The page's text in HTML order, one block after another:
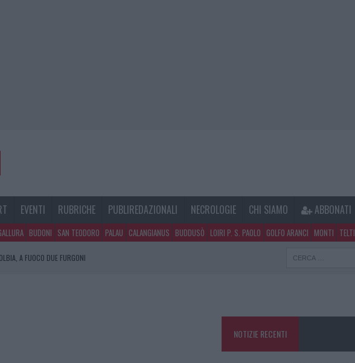
EVENTI RUBRICHE PUBLIREDAZIONALI NECROLOGIE CHI SIAMO ABBONATI
BUDONI SAN TEODORO PALAU CALANGIANUS BUDDUSÒ LOIRI P. S. PAOLO GOLFO ARANCI MONTI TELTI
A FUOCO DUE FURGONI
E IN GALLURA
NOTIZIE RECENTI